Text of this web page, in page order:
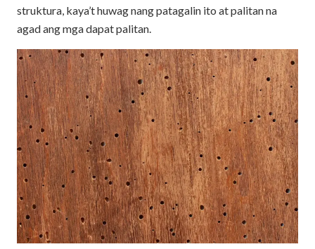
struktura, kaya’t huwag nang patagalin ito at palitan na
agad ang mga dapat palitan.